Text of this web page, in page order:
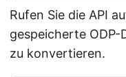
Rufen Sie die API
gespeicherte ODP-
zu konvertieren.